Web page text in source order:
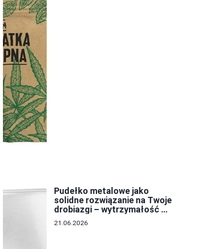
Pudełko metalowe jako
solidne rozwiązanie na Twoje
drobiazgi – wytrzymałość w
najlepszym wydaniu
21.06.2026